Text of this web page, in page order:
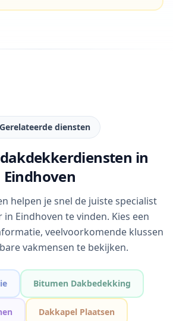
Gerelateerde diensten
in
Eindhoven
helpen je snel de juiste specialist
Eindhoven te vinden. Kies een
veelvoorkomende klussen
vakmensen te bekijken.
Bitumen Dakbedekking
Dakkapel Plaatsen